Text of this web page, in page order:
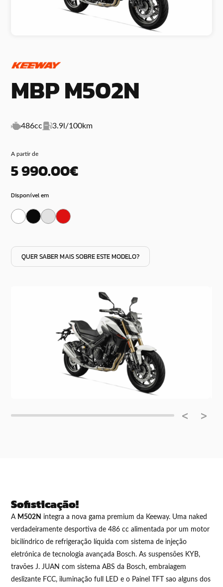
MBP M502N
486cc 3.9l/100km
A partir de
5 990.00€
Disponível em
QUER SABER MAIS SOBRE ESTE MODELO?
< >
Sofisticação!
A M502N integra a nova gama premium da Keeway. Uma naked
verdadeiramente desportiva de 486 cc alimentada por um motor
bicilíndrico de refrigeração líquida com sistema de injeção
eletrónica de tecnologia avançada Bosch. As suspensões KYB,
travões J. JUAN com sistema ABS da Bosch, embraiagem
deslizante FCC, iluminação full LED e o Painel TFT sao alguns dos